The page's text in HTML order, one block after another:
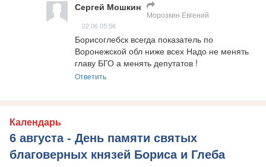
Сергей Мошкин
Морозкин Евгений
22.06 05:56
Борисоглебск всегда показатель по
Воронежской обл ниже всех Надо не менять
главу БГО а менять депутатов !
Ответить
Календарь
6 августа - День памяти святых
благоверных князей Бориса и Глеба